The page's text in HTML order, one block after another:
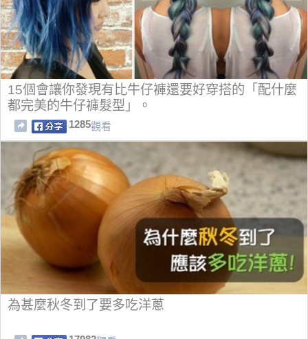
15個會讓你發現有比牛仔褲還要好穿搭的「配什麼
都完美的牛仔褲髮型」。
1285觀看
為甚麼秋冬到了要多吃洋蔥